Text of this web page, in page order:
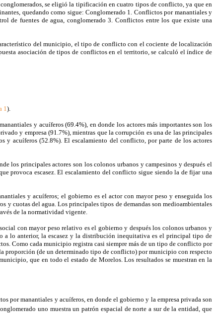
se eligió la tipificación en cuatro tipos de conflicto, ya que en
quedando como sigue: Conglomerado 1. Conflictos por manantiales y
de fuentes de agua, conglomerado 3. Conflictos entre los que existe una
del municipio, el tipo de conflicto con el cociente de localización
asociación de tipos de conflictos en el territorio, se calculó el índice de
1).
y acuíferos (69.4%), en donde los actores más importantes son los
y empresa (91.7%), mientras que la corrupción es una de las principales
y acuíferos (52.8%). El escalamiento del conflicto, por parte de los actores
los principales actores son los colonos urbanos y campesinos y después el
provoca escasez. El escalamiento del conflicto sigue siendo la de fijar una
y acuíferos; el gobierno es el actor con mayor peso y enseguida los
y cuotas del agua. Los principales tipos de demandas son medioambientales
de la normatividad vigente.
con mayor peso relativo es el gobierno y después los colonos urbanos y
a lo anterior, la escasez y la distribución inequitativa es el principal tipo de
Como cada municipio registra casi siempre más de un tipo de conflicto por
proporción (de un determinado tipo de conflicto) por municipio con respecto
que en todo el estado de Morelos. Los resultados se muestran en la
por manantiales y acuíferos, en donde el gobierno y la empresa privada son
uno muestra un patrón espacial de norte a sur de la entidad, que